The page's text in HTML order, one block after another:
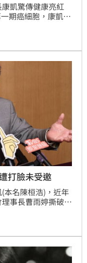
凱驚傳健康亮紅
期癌細胞，康凱在
打臉未受邀
本名陳桓浩)，近年
事長曹雨婷撕破
對此曹雨婷回應